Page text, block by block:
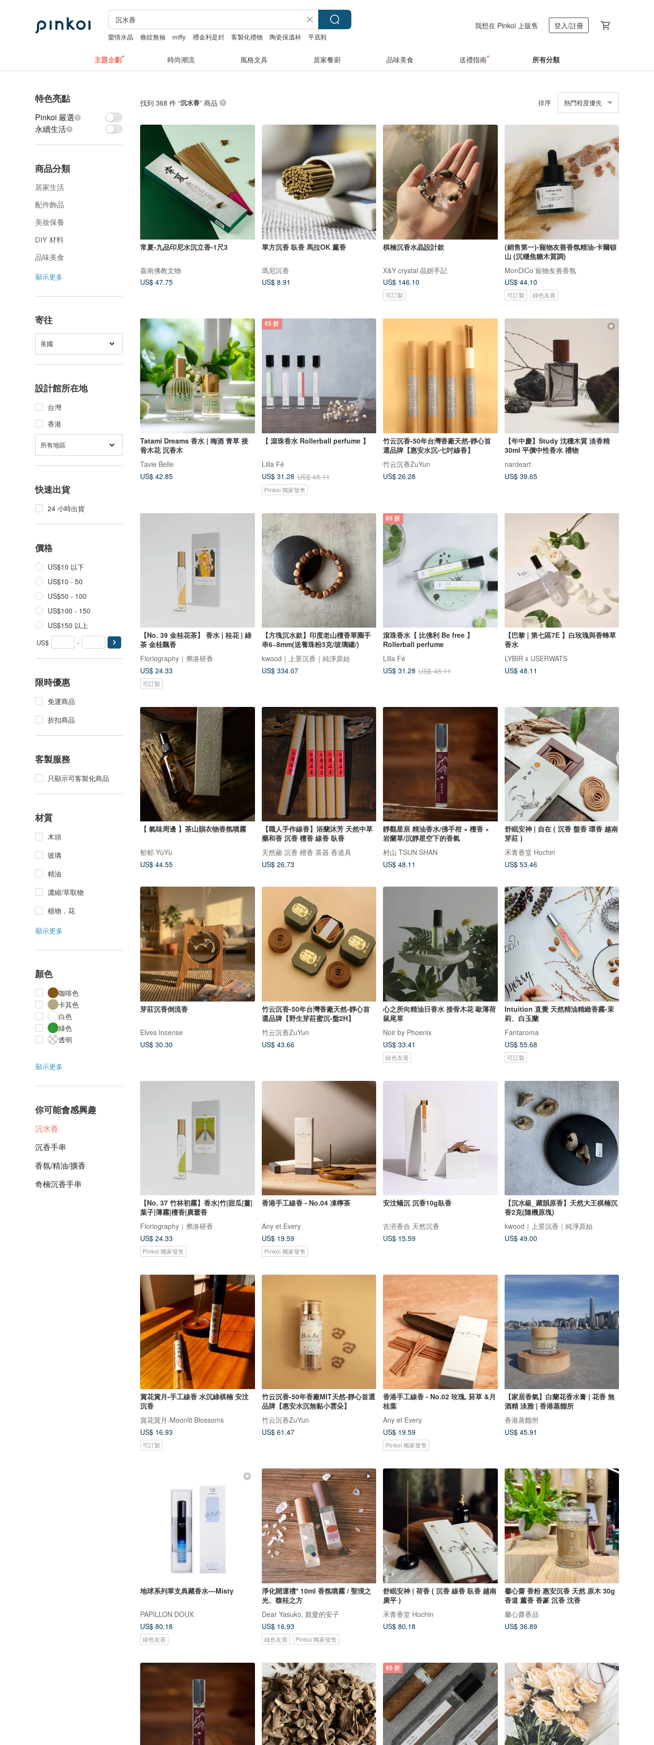
愛情水晶 條紋無袖 miffy 禮金利是封 客製化禮物 陶瓷保溫杯
平底鞋
我想在 Pinkoi 上販售 登入/註冊
主題企劃 時尚潮流 風格文具 居家餐廚 品味美食 送禮指南 所有分類
特色亮點
Pinkoi 嚴選
永續生活
商品分類
居家生活
配件飾品
美妝保養
DIY 材料
品味美食
顯示更多
寄往
美國
設計館所在地
台灣
香港
所有地區
快速出貨
24 小時出貨
價格
US$10 以下
US$10 - 50
US$50 - 100
US$100 - 150
US$150 以上
US$ -
限時優惠
免運商品
折扣商品
客製服務
只顯示可客製化商品
材質
木頭
玻璃
精油
濃縮/萃取物
植物．花
顯示更多
顏色
咖啡色
卡其色
白色
綠色
透明
顯示更多
你可能會感興趣
沉水香
沉香手串
香氛/精油/擴香
奇楠沉香手串
找到 368 件 “沉水香” 商品 排序 熱門程度優先
常夏-九品印尼水沉立香-1尺3
嘉南佛教文物
US$ 47.75
單方沉香 臥香 馬拉OK 薰香
瑪尼沉香
US$ 8.91
棋楠沉香水晶設計款
X&Y crystal 晶妍手記
US$ 146.10
可訂製
(銷售第一)-寵物友善香氛精油-卡爾頓
山 (沉穩焦糖木質調)
MonDiCo 寵物友善香氛
US$ 44.10
可訂製 綠色友善
Tatami Dreams 香水 | 梅酒 青草 接
骨木花 沉香木
Tavie Belle
US$ 42.85
65 折
【 滾珠香水 Rollerball perfume 】
Lilla Fé
US$ 31.28 US$ 48.11
Pinkoi 獨家發售
竹云沉香-50年台灣香廠天然-靜心首
選品牌【惠安水沉-七吋線香】
竹云沉香ZuYun
US$ 26.28
【年中慶】Study 沈穩木質 淡香精
30ml 平價中性香水 禮物
nardeart
US$ 39.65
【No. 39 金桂花茶】 香水 | 桂花 | 綠
茶 金桂飄香
Floriography｜弗洛研香
US$ 24.33
可訂製
【方塊沉水款】印度老山檀香單圈手
串6~8mm(送養珠粉3克/玻璃罐/)
kwood｜上景沉香｜純淨原始
US$ 334.07
65 折
滾珠香水【 比佛利 Be free 】
Rollerball perfume
Lilla Fé
US$ 31.28 US$ 48.11
【巴黎 | 第七區7E 】白玫瑰與香蜂草
香水
LYBIR x USERWATS
US$ 48.11
【 氣味周邊 】茶山韻衣物香氛噴霧
郁郁 YùYù
US$ 44.55
【職人手作線香】浴蘭沐芳 天然中草
藥和香 沉香 檀香 線香 臥香
天然薌 沉香 檀香 茶器 香道具
US$ 26.73
靜觀星辰 精油香水/佛手柑 × 檀香 ×
岩蘭草/沉靜星空下的香氣
村山 TSUN SHAN
US$ 48.11
舒眠安神 | 自在 ( 沉香 盤香 環香 越南
芽莊 )
禾青香堂 Hochin
US$ 53.46
芽莊沉香倒流香
Elves Incense
US$ 30.30
竹云沉香-50年台灣香廠天然-靜心首
選品牌【野生芽莊蜜沉-盤2H】
竹云沉香ZuYun
US$ 43.66
心之所向精油日香水 接骨木花 歐薄荷
鼠尾草
Noir by Phoenix
US$ 33.41
綠色友善
Intuition 直覺 天然精油精緻香霧-茉
莉、白玉蘭
Fantaroma
US$ 55.68
可訂製
【No. 37 竹林初霧】香水|竹|甜瓜|薑|
葉子|薄霧|檀香|廣藿香
Floriography｜弗洛研香
US$ 24.33
Pinkoi 獨家發售
香港手工線香 - No.04 凍檸茶
Any et Every
US$ 19.59
Pinkoi 獨家發售
安汶蟻沉 沉香10g臥香
古浥香合 天然沉香
US$ 15.59
【沉水級_藏韻原香】天然大王棋楠沉
香2克(隨機原塊)
kwood｜上景沉香｜純淨原始
US$ 49.00
賞花賞月-手工線香 水沉綠棋楠 安汶
沉香
賞花賞月-Moonlit Blossoms
US$ 16.93
可訂製
竹云沉香-50年香廠MIT天然-靜心首選
品牌【惠安水沉無黏小雲朵】
竹云沉香ZuYun
US$ 61.47
香港手工線香 - No.02 玫瑰, 菸草 &月
桂葉
Any et Every
US$ 19.59
Pinkoi 獨家發售
【家居香氣】白蘭花香水膏 | 花香 無
酒精 淡雅 | 香港蒸餾所
香港蒸餾所
US$ 45.91
地球系列單支典藏香水---Misty
PAPILLON DOUX
US$ 80.18
綠色友善
淨化開運禮* 10ml 香氛噴霧 / 聖境之
光、馥桂之方
Dear Yasuko, 親愛的安子
US$ 16.93
綠色友善 Pinkoi 獨家發售
舒眠安神 | 荷香 ( 沉香 線香 臥香 越南
廣平 )
禾青香堂 Hochin
US$ 80.18
馨心齋 香粉 惠安沉香 天然 原木 30g
香道 薰香 香篆 沉香 沈香
馨心齋香品
US$ 36.89
65 折